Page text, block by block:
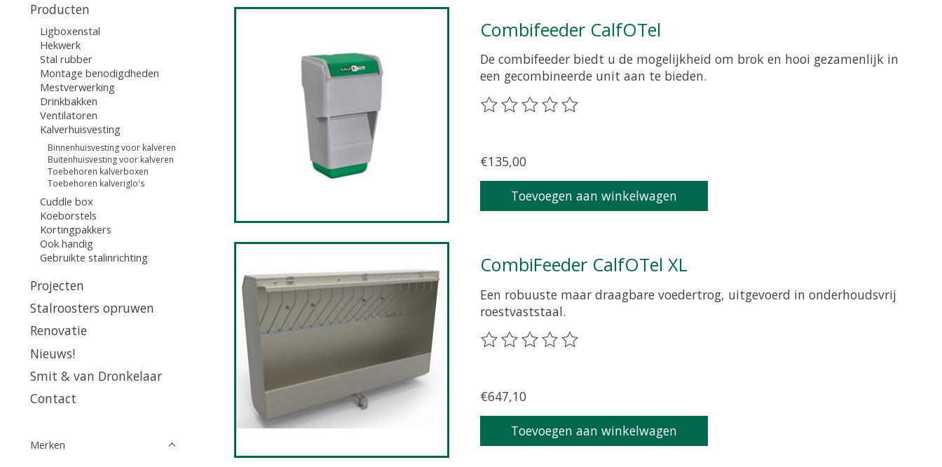
Producten
Ligboxenstal
Hekwerk
Stal rubber
Montage benodigdheden
Mestverwerking
Drinkbakken
Ventilatoren
Kalverhuisvesting
Binnenhuisvesting voor kalveren
Buitenhuisvesting voor kalveren
Toebehoren kalverboxen
Toebehoren kalveriglo's
Cuddle box
Koeborstels
Kortingpakkers
Ook handig
Gebruikte stalinrichting
Projecten
Stalroosters opruwen
Renovatie
Nieuws!
Smit & van Dronkelaar
Contact
Merken
Combifeeder CalfOTel
De combifeeder biedt u de mogelijkheid om brok en hooi gezamenlijk in
een gecombineerde unit aan te bieden.
De beoordeling van dit product is
€135,00
Toevoegen aan winkelwagen
CombiFeeder CalfOTel XL
Een robuuste maar draagbare voedertrog, uitgevoerd in onderhoudsvrij
roestvaststaal.
De beoordeling van dit product is
€647,10
Toevoegen aan winkelwagen